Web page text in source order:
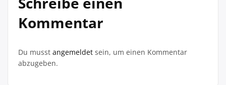
Kommentar
Du musst angemeldet sein, um einen Kommentar
abzugeben.